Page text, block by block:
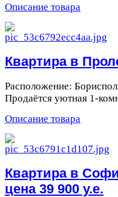
Описание товара
Квартира в
Расположение:
Продаётся уютная 1-
Описание товара
Квартира в
цена 39 900 у.е.